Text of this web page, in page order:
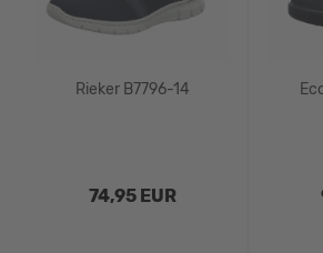
Rieker B7796-14
74,95 EUR